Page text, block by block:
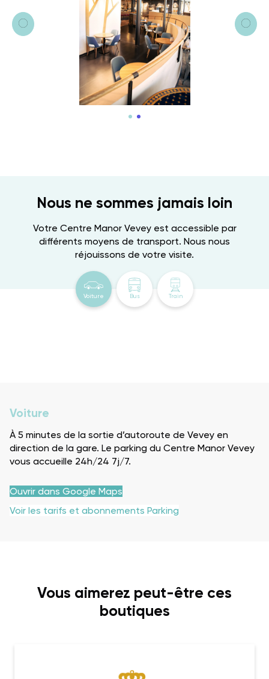
Nous ne sommes jamais loin
Votre Centre Manor Vevey est accessible par
différents moyens de transport. Nous nous
réjouissons de votre visite.
Voiture Bus Train
Voiture
À 5 minutes de la sortie d’autoroute de Vevey en
direction de la gare. Le parking du Centre Manor Vevey
vous accueille 24h/24 7j/7.
Ouvrir dans Google Maps
Voir les tarifs et abonnements Parking
Vous aimerez peut-être ces
boutiques